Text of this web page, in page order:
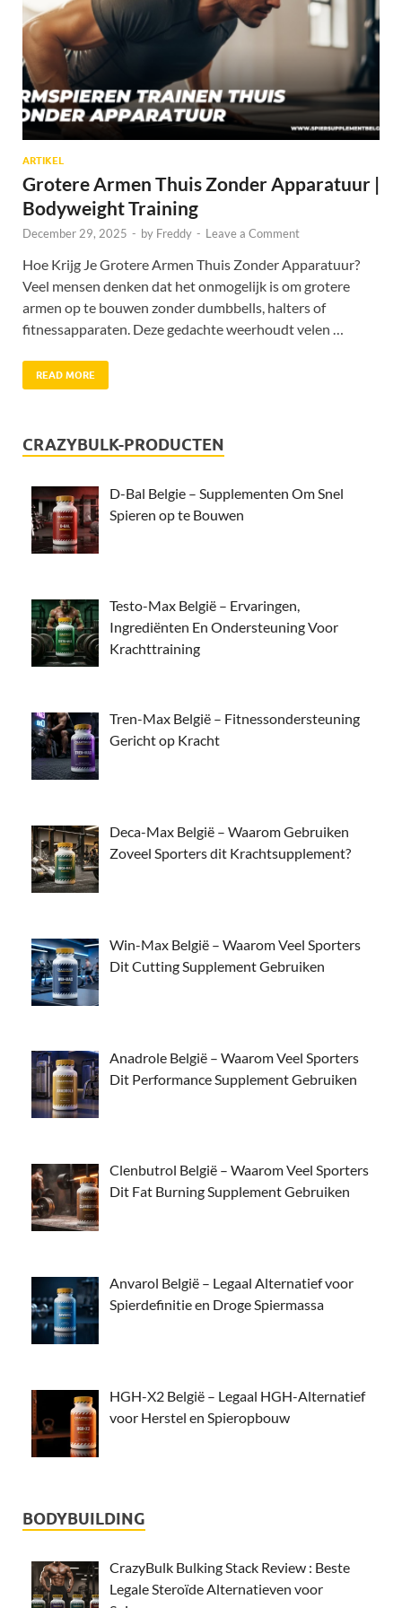
ARTIKEL
Grotere Armen Thuis Zonder Apparatuur |
Bodyweight Training
December 29, 2025 - by Freddy - Leave a Comment
Hoe Krijg Je Grotere Armen Thuis Zonder Apparatuur?
Veel mensen denken dat het onmogelijk is om grotere
armen op te bouwen zonder dumbbells, halters of
fitnessapparaten. Deze gedachte weerhoudt velen …
READ MORE
CRAZYBULK-PRODUCTEN
D-Bal Belgie – Supplementen Om Snel
Spieren op te Bouwen
Testo-Max België – Ervaringen,
Ingrediënten En Ondersteuning Voor
Krachttraining
Tren-Max België – Fitnessondersteuning
Gericht op Kracht
Deca-Max België – Waarom Gebruiken
Zoveel Sporters dit Krachtsupplement?
Win-Max België – Waarom Veel Sporters
Dit Cutting Supplement Gebruiken
Anadrole België – Waarom Veel Sporters
Dit Performance Supplement Gebruiken
Clenbutrol België – Waarom Veel Sporters
Dit Fat Burning Supplement Gebruiken
Anvarol België – Legaal Alternatief voor
Spierdefinitie en Droge Spiermassa
HGH-X2 België – Legaal HGH-Alternatief
voor Herstel en Spieropbouw
BODYBUILDING
CrazyBulk Bulking Stack Review : Beste
Legale Steroïde Alternatieven voor